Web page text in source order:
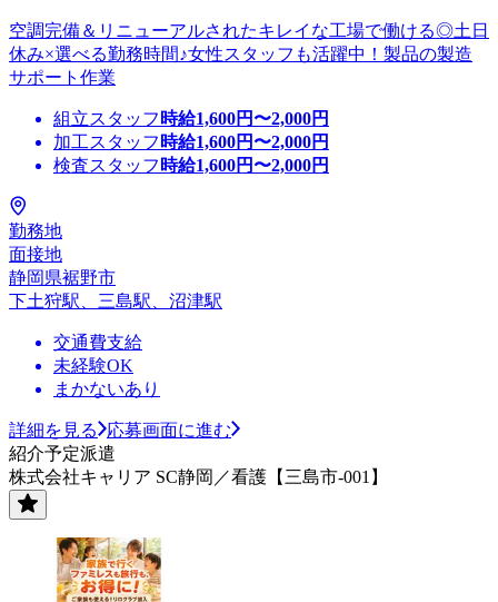
空調完備＆リニューアルされたキレイな工場で働ける◎土日
休み×選べる勤務時間♪女性スタッフも活躍中！製品の製造
サポート作業
組立スタッフ 時給1,600円〜2,000円
加工スタッフ 時給1,600円〜2,000円
検査スタッフ 時給1,600円〜2,000円
勤務地
面接地
静岡県裾野市
下土狩駅、三島駅、沼津駅
交通費支給
未経験OK
まかないあり
詳細を見る
応募画面に進む
紹介予定派遣
株式会社キャリア SC静岡／看護【三島市-001】